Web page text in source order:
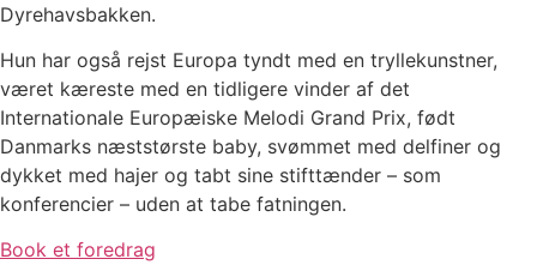
Dyrehavsbakken.
Hun har også rejst Europa tyndt med en tryllekunstner,
været kæreste med en tidligere vinder af det
Internationale Europæiske Melodi Grand Prix, født
Danmarks næststørste baby, svømmet med delfiner og
dykket med hajer og tabt sine stifttænder – som
konferencier – uden at tabe fatningen.
Book et foredrag